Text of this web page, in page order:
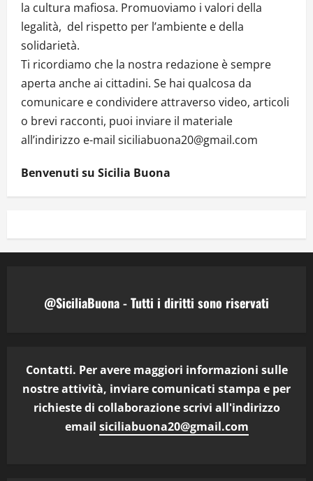
la cultura mafiosa. Promuoviamo i valori della
legalità, del rispetto per l’ambiente e della
solidarietà.
Ti ricordiamo che la nostra redazione è sempre
aperta anche ai cittadini. Se hai qualcosa da
comunicare e condividere attraverso video, articoli
o brevi racconti, puoi inviare il materiale
all’indirizzo e-mail siciliabuona20@gmail.com
Benvenuti su Sicilia Buona
@SiciliaBuona - Tutti i diritti sono riservati
Contatti. Per avere maggiori informazioni sulle
nostre attività, inviare comunicati stampa e per
richieste di collaborazione scrivi all'indirizzo
email siciliabuona20@gmail.com